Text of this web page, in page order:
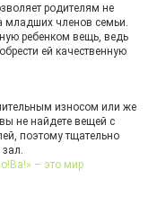
родителям не
младших членов семьи.
ребенком вещь, ведь
ей качественную
износом или же
не найдете вещей с
поэтому тщательно
– это мир